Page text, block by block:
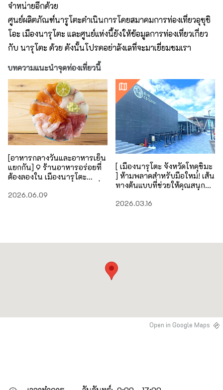
จำหน่ายอีกด้วย
ศูนย์ผลิตภัณฑ์นารูโตะดำเนินการโดยสมาคมการท่องเที่ยวอุซุชิ
โอะ เมืองนารุโตะ และศูนย์แห่งนี้ยังให้ข้อมูลการท่องเที่ยวเกี่ยว
กับ นารุโตะ ด้วย ดังนั้นโปรดอย่าลังเลที่จะมาเยี่ยมชมเรา
บทความแนะนำจุดท่องเที่ยวนี้
[อาหารกลางวันและอาหารเย็น
แยกกัน] 9 ร้านอาหารอร่อยที่
ต้องลองใน เมืองนารุโตะ
ระลึก
2026.06.09
[ เมืองนารุโตะ จังหวัดโทคุชิมะ
] ห้ามพลาดสำหรับมือใหม่! เส้น
ทางต้นแบบที่ช่วยให้คุณสนุกกับ
จักรยาน
2026.03.16
Open in Google Maps